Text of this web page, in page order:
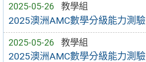
2025-05-26 教學組
2025澳洲AMC數學分級能力測驗
2025-05-26 教學組
2025澳洲AMC數學分級能力測驗